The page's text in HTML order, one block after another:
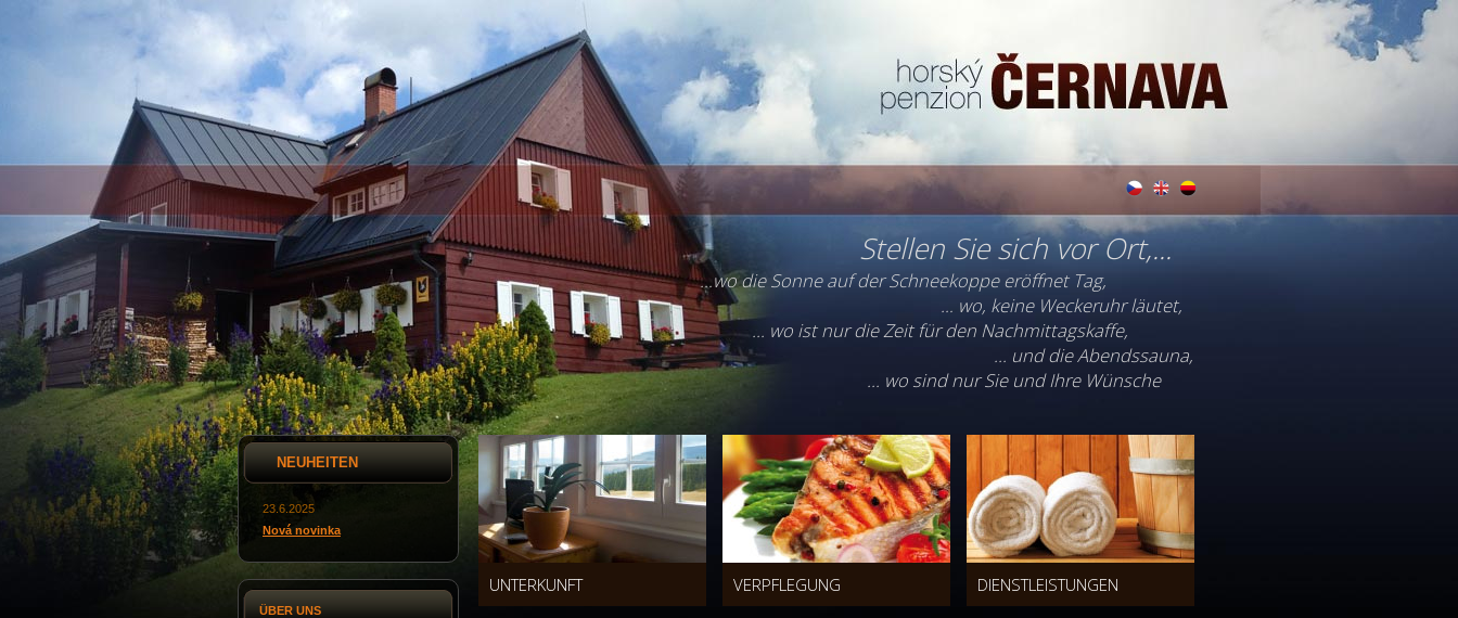
Stellen Sie sich vor Ort,...
…wo die Sonne auf der Schneekoppe eröffnet Tag,
… wo, keine Weckeruhr läutet,
... wo ist nur die Zeit für den Nachmittagskaffe,
... und die Abendssauna,
... wo sind nur Sie und Ihre Wünsche
NEUHEITEN
23.6.2025
Nová novinka
ÜBER UNS
UNTERKUNFT VERPFLEGUNG DIENSTLEISTUNGEN